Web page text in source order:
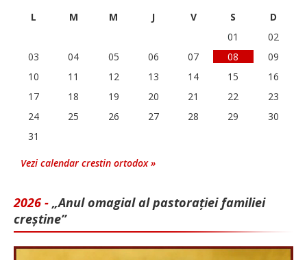
L M M J V S
D
01
02
03
04 05 06 07 08
09
10
11 12 13 14 15
16
17
18 19 20 21 22
23
24
25 26 27 28 29
30
31
Vezi calendar crestin ortodox »
2026 - „Anul omagial al pastorației familiei
creștine”